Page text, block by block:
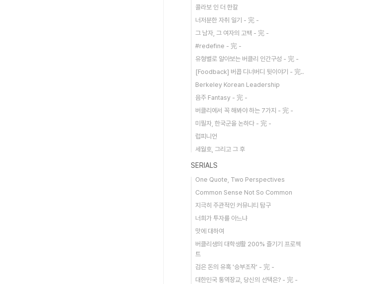
콜라보 인 더 한칼
너저분한 자취 일기 - 完 -
그 남자, 그 여자의 고백 - 完 -
#redefine - 完 -
유형별로 알아보는 버클리 인간구성 - 完 -
[Foodback] 버콥 디너버디 뒷이야기 - 完..
Berkeley Korean Leadership
음주 Fantasy - 完 -
버클리에서 꼭 해봐야 하는 7가지 - 完 -
미필자, 한국군을 논하다 - 完 -
럽피니언
세월호, 그리고 그 후
SERIALS
One Quote, Two Perspectives
Common Sense Not So Common
지극히 주관적인 커뮤니티 탐구
너희가 투자를 아느냐
맛에 대하여
버클리생의 대학생활 200% 즐기기 프로젝
트
검은 돈의 유혹 '승부조작' - 完 -
대한민국 통역장교, 당신의 선택은? - 完 -